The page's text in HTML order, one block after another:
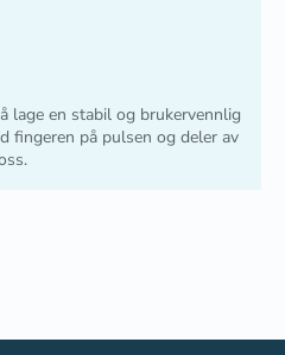
lage en stabil og brukervennlig
fingeren på pulsen og deler av